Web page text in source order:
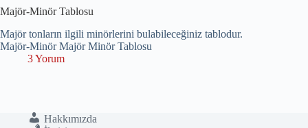
Majör-Minör Tablosu
Majör tonların ilgili minörlerini bulabileceğiniz tablodur.
Majör-Minör Majör Minör Tablosu
3 Yorum
Hakkımızda